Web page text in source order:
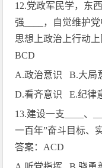
12.党政军民学，东
强
，自觉维护
思想上政治上行动
BCD
A.政治意识 B.大局
D.看齐意识 E.纪律
13.建设一支 、
一百年”奋斗目标、
答案： ACD